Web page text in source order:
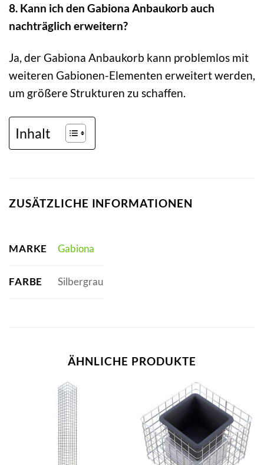
8. Kann ich den Gabiona Anbaukorb auch
nachträglich erweitern?
Ja, der Gabiona Anbaukorb kann problemlos mit
weiteren Gabionen-Elementen erweitert werden,
um größere Strukturen zu schaffen.
Inhalt
ZUSÄTZLICHE INFORMATIONEN
MARKE Gabiona
FARBE Silbergrau
ÄHNLICHE PRODUKTE